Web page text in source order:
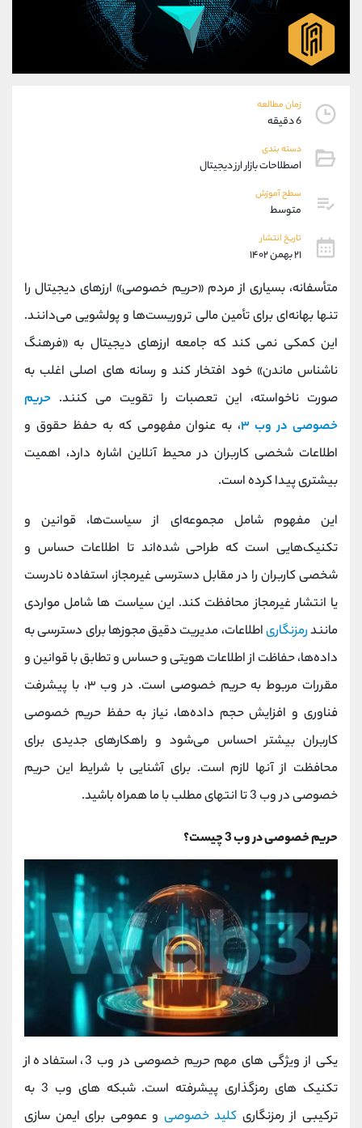
زمان مطالعه
6 دقیقه
دسته بندی
اصطلاحات بازار ارز دیجیتال
سطح آموزش
متوسط
تاریخ انتشار
۲۱ بهمن ۱۴۰۲
متأسفانه، بسیاری از مردم «حریم خصوصی» ارزهای دیجیتال را
تنها بهانه‌ای برای تأمین مالی تروریست‌ها و پولشویی می‌دانند.
این کمکی نمی کند که جامعه ارزهای دیجیتال به «فرهنگ
ناشناس ماندن» خود افتخار کند و رسانه های اصلی اغلب به
صورت ناخواسته، این تعصبات را تقویت می کنند. حریم
خصوصی در وب ۳
، به عنوان مفهومی که به حفظ حقوق و
اطلاعات شخصی کاربران در محیط آنلاین اشاره دارد، اهمیت
بیشتری پیدا کرده است.
این مفهوم شامل مجموعه‌ای از سیاست‌ها، قوانین و
تکنیک‌هایی است که طراحی شده‌اند تا اطلاعات حساس و
شخصی کاربران را در مقابل دسترسی غیرمجاز، استفاده نادرست
یا انتشار غیرمجاز محافظت کند. این سیاست ها شامل مواردی
مانندرمزنگاریاطلاعات، مدیریت دقیق مجوزها برای دسترسی به
داده‌ها، حفاظت از اطلاعات هویتی و حساس و تطابق با قوانین و
مقررات مربوط به حریم خصوصی است. در وب ۳، با پیشرفت
فناوری و افزایش حجم داده‌ها، نیاز به حفظ حریم خصوصی
کاربران بیشتر احساس می‌شود و راهکارهای جدیدی برای
محافظت از آنها لازم است. برای آشنایی با شرایط این حریم
خصوصی در وب 3 تا انتهای مطلب با ما همراه باشید.
حریم خصوصی در وب 3 چیست؟
یکی از ویژگی های مهم حریم خصوصی در وب 3، استفاده از
تکنیک های رمزگذاری پیشرفته است. شبکه های وب 3 به
ترکیبی از رمزنگاری کلید خصوصی و عمومی برای ایمن سازی
09101364784
واتساپ شروع گفتگو
تلگرام @Armteam_admin_104
داخلی
پشتیبان فروش
واتساپ
اطلاعات تماس (دفتر فروش)
تلفن 021-22021040
90001030
@alireza.mehrabii
کانال تلگرام @alirezamehrabi_com
کانال بله @alirezamehrabi_official